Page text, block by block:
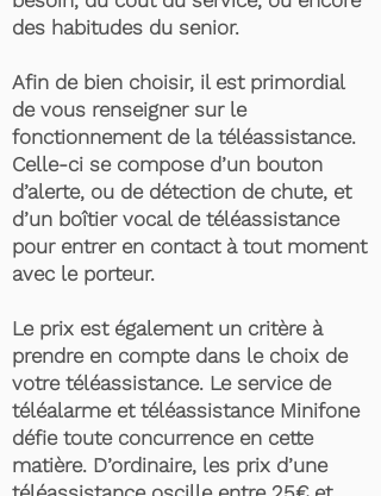
des habitudes du senior.
Afin de bien choisir, il est primordial
de vous renseigner sur le
fonctionnement de la téléassistance.
Celle-ci se compose d’un bouton
d’alerte, ou de détection de chute, et
d’un boîtier vocal de téléassistance
pour entrer en contact à tout moment
avec le porteur.
Le prix est également un critère à
prendre en compte dans le choix de
votre téléassistance. Le service de
téléalarme et téléassistance Minifone
défie toute concurrence en cette
matière. D’ordinaire, les prix d’une